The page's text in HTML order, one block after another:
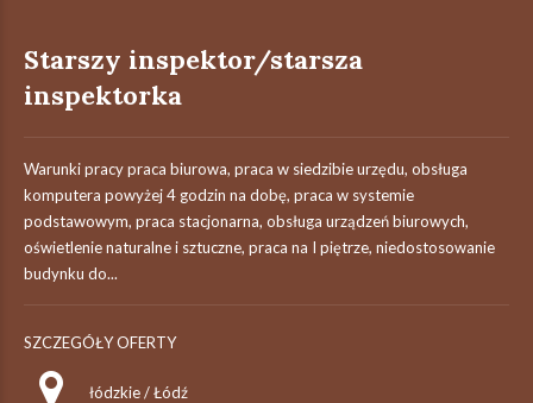
Starszy inspektor/starsza
inspektorka
Warunki pracy praca biurowa, praca w siedzibie urzędu, obsługa
komputera powyżej 4 godzin na dobę, praca w systemie
podstawowym, praca stacjonarna, obsługa urządzeń biurowych,
oświetlenie naturalne i sztuczne, praca na I piętrze, niedostosowanie
budynku do...
SZCZEGÓŁY OFERTY
łódzkie / Łódź